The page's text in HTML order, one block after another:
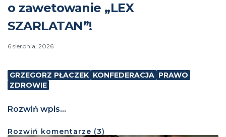
o zawetowanie „LEX
SZARLATAN”!
6 sierpnia, 2026
GRZEGORZ PŁACZEK KONFEDERACJA PRAWO
ZDROWIE
Rozwiń wpis...
Rozwiń komentarze (3)